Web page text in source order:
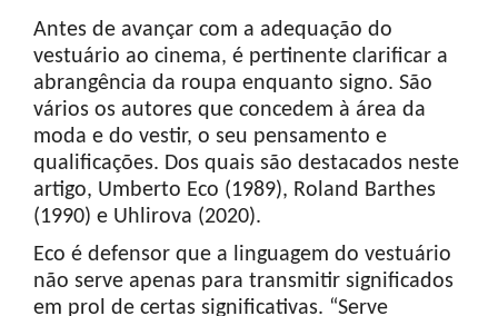
Antes de avançar com a adequação do
vestuário ao cinema, é pertinente clarificar a
abrangência da roupa enquanto signo. São
vários os autores que concedem à área da
moda e do vestir, o seu pensamento e
qualificações. Dos quais são destacados neste
artigo, Umberto Eco (1989), Roland Barthes
(1990) e Uhlirova (2020).
Eco é defensor que a linguagem do vestuário
não serve apenas para transmitir significados
em prol de certas significativas. “Serve